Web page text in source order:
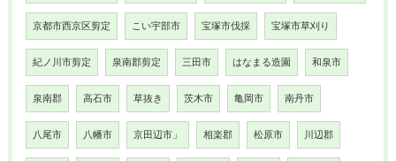
京都市西京区剪定 こい宇部市 宝塚市伐採 宝塚市草刈り
紀ノ川市剪定 泉南郡剪定 三田市 はなまる造園 和泉市
泉南郡 高石市 草抜き 茨木市 亀岡市 南丹市
八尾市 八幡市 京田辺市」 相楽郡 松原市 川辺郡